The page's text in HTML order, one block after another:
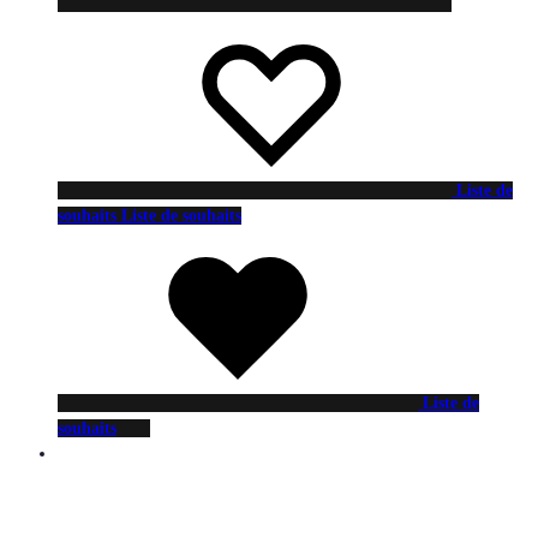
Liste de
souhaits Liste de souhaits
Liste de
souhaits